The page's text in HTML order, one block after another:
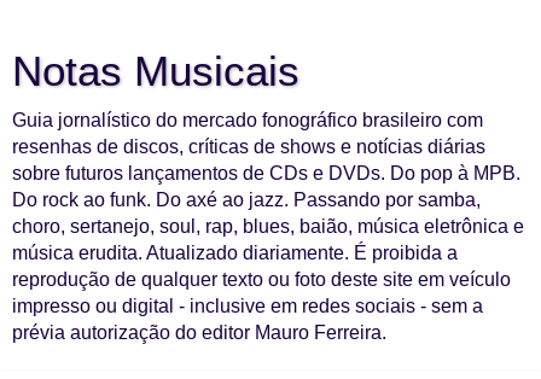
Notas Musicais
Guia jornalístico do mercado fonográfico brasileiro com
resenhas de discos, críticas de shows e notícias diárias
sobre futuros lançamentos de CDs e DVDs. Do pop à MPB.
Do rock ao funk. Do axé ao jazz. Passando por samba,
choro, sertanejo, soul, rap, blues, baião, música eletrônica e
música erudita. Atualizado diariamente. É proibida a
reprodução de qualquer texto ou foto deste site em veículo
impresso ou digital - inclusive em redes sociais - sem a
prévia autorização do editor Mauro Ferreira.